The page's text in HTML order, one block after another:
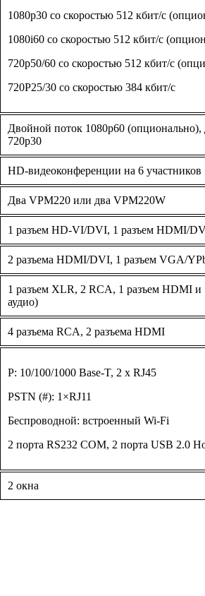
1080p30 со скоростью 512 кбит/с
1080i60 со скоростью 512 кбит/с
720p50/60 со скоростью 512 кбит/с
720P25/30 со скоростью 384 кбит/с
Двойной поток 1080p60
720p30
HD-видеоконференции на 6
Два VPM220 или два VPM220W
1 разъем HD-VI/DVI, 1 разъем HDMI/
2 разъема HDMI/DVI, 1 разъем VGA/
1 разъем XLR, 2 RCA, 1 разъем HDMI и
аудио)
4 разъема RCA, 2 разъема HDMI
P: 10/100/1000 Base-T, 2 x RJ45
PSTN (#): 1×RJ11
Беспроводной: встроенный Wi-Fi
2 порта RS232 COM, 2 порта USB 2.0
2 окна